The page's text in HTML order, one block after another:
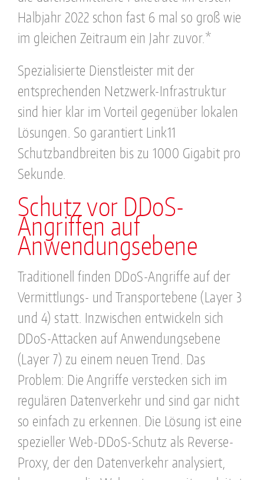
Halbjahr 2022 schon fast 6 mal so groß wie
im gleichen Zeitraum ein Jahr zuvor.*
Spezialisierte Dienstleister mit der
entsprechenden Netzwerk-Infrastruktur
sind hier klar im Vorteil gegenüber lokalen
Lösungen. So garantiert Link11
Schutzbandbreiten bis zu 1000 Gigabit pro
Sekunde.
Schutz vor DDoS-
Angriffen auf
Anwendungsebene
Traditionell finden DDoS-Angriffe auf der
Vermittlungs- und Transportebene (Layer 3
und 4) statt. Inzwischen entwickeln sich
DDoS-Attacken auf Anwendungsebene
(Layer 7) zu einem neuen Trend. Das
Problem: Die Angriffe verstecken sich im
regulären Datenverkehr und sind gar nicht
so einfach zu erkennen. Die Lösung ist eine
spezieller Web-DDoS-Schutz als Reverse-
Proxy, der den Datenverkehr analysiert,